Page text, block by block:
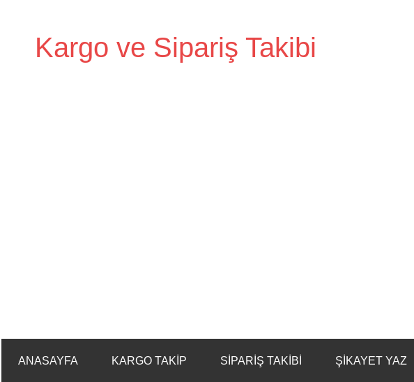
Kargo ve Sipariş Takibi
Kargo
ANASAYFA KARGO TAKIP SIPARIŞ TAKIBI ŞIKAYET YAZ